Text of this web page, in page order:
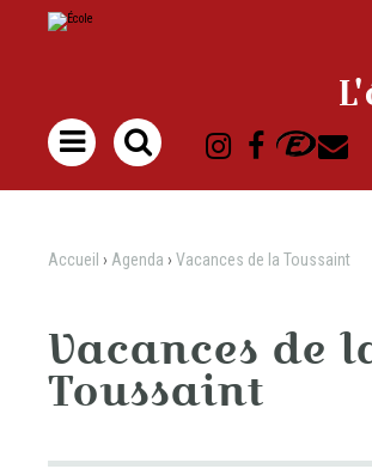
au
contenu.
personnels

Accueil › Agenda › Vacances de la Toussaint
Vacances de
Toussaint